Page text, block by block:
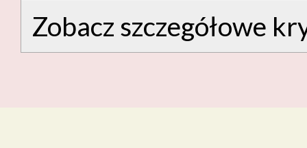
Zobacz szczegółowe